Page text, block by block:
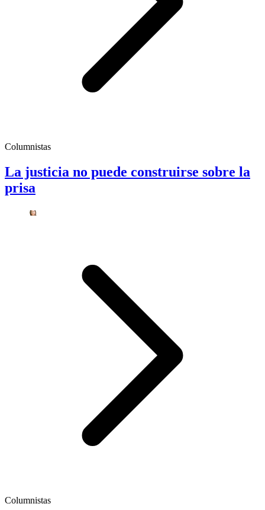
Columnistas
La justicia no puede construirse sobre la
prisa
Columnistas